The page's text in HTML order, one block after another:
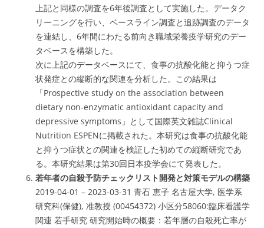
上記と同様の調査を6年後調査として実施した。データク
リーニングを行い、ベースライン調査と追跡調査のデータ
を連結し、6年間にわたる前向き職域栄養疫学研究のデー
タベースを構築した。
次に上記のデータベースにて、食事の抗酸化能と抑うつ症
状発症との縦断的な関連を分析した。この結果は
「Prospective study on the association between
dietary non-enzymatic antioxidant capacity and
depressive symptoms」として国際英文雑誌Clinical
Nutrition ESPENに掲載された。本研究は食事の抗酸化能
と抑うつ症状との関連を検証した初めての縦断研究であ
る。本研究結果は第30回日本疫学会にて発表した。
若年者の自殺予防チェックリスト開発と対策モデルの構築
2019-04-01 – 2023-03-31 青石 恵子 名古屋大学, 医学系
研究科(保健), 准教授 (00454372) 小区分58060:臨床看護学
関連 若手研究 研究開始時の概要：若年層の自殺死亡率が